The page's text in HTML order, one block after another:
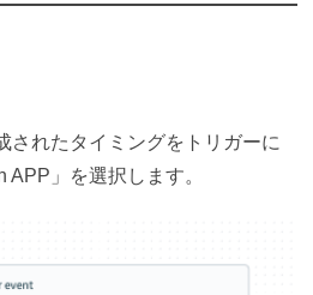
されたタイミングをトリガーに
APP」を選択します。